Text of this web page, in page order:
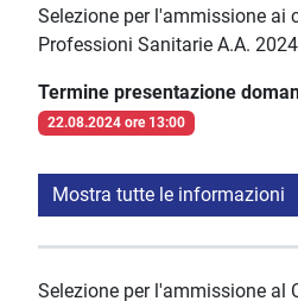
Selezione per l'ammissione ai
Professioni Sanitarie A.A.
Termine presentazione
22.08.2024 ore 13:00
Mostra tutte le informazioni
Selezione per l'ammissione al